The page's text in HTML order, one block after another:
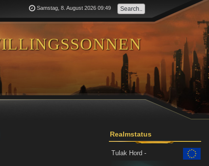
Samstag, 8. August 2026 09:49
Realmstatus
Tulak Hord -